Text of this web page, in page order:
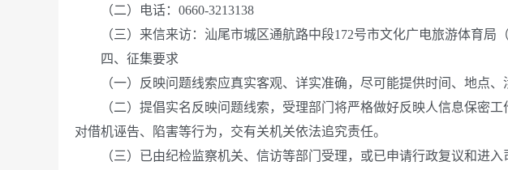
（二）电话：0660-3213138
（三）来信来访：汕尾市城区通航路中段172号市文化广电旅游体育局（
四、征集要求
（一）反映问题线索应真实客观、详实准确，尽可能提供时间、地点、
（二）提倡实名反映问题线索，受理部门将严格做好反映人信息保密工
对借机诬告、陷害等行为，交有关机关依法追究责任。
（三）已由纪检监察机关、信访等部门受理，或已申请行政复议和进入